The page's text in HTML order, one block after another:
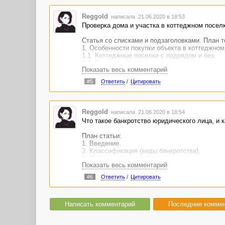
Reggold написала 21.06.2020 в 18:53
Проверка дома и участка в коттеджном
Статья со списками и подзаголовками. План
1. Особенности покупки объекта в коттеджном
1.1. Коттеджные поселки с подрядом и без.
2. Основные документы:
• пакет на открытие титула;
• межевое дело;
• ситуационный план;
• правоустанавливающие документы ;
• сервитуты.
3. Заключение.
Показать весь комментарий
#5 Ответить/ Цитировать
Reggold написала 21.06.2020 в 18:54
Что такое банкротство юридического лица, и
План статьи:
1. Введение.
2. Классификация (виды банкротства).
4. Признаки финансовой несостоятельности.
5. Последствия банкротства.
6. Кто может инициировать процедуру
7. Какие нужны документы для банкротства.
9. Стоимость банкротства.
10. Этапы банкротства.
Показать весь комментарий
#6 Ответить/ Цитировать
Написать комментарий Последние